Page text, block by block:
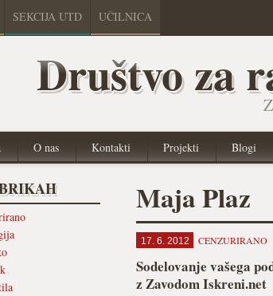
SEKCIJA UTD UČILNICA
Društvo za
O nas Kontakti Projekti Blogi
Maja Plaz
17. 6. 2012 CENZURIRANO
Sodelovanje vašega
z Zavodom Iskreni.net